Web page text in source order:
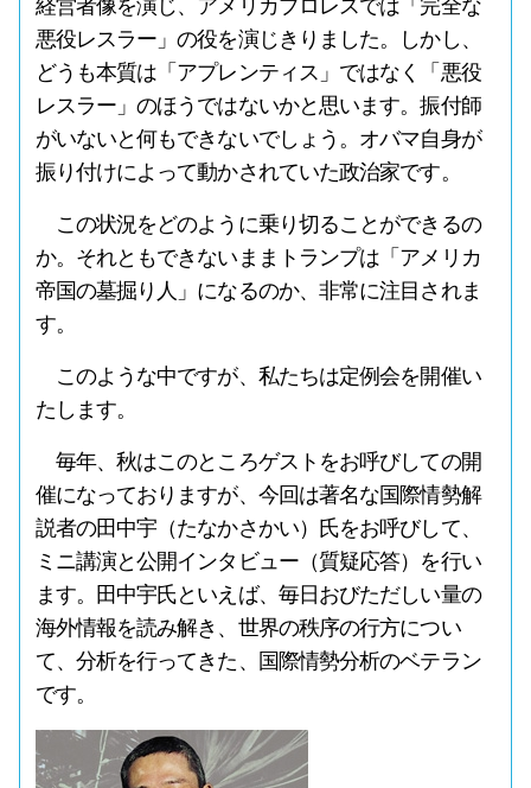
経営者像を演じ、アメリカプロレスでは「完全な
悪役レスラー」の役を演じきりました。しかし、
どうも本質は「アプレンティス」ではなく「悪役
レスラー」のほうではないかと思います。振付師
がいないと何もできないでしょう。オバマ自身が
振り付けによって動かされていた政治家です。
この状況をどのように乗り切ることができるの
か。それともできないままトランプは「アメリカ
帝国の墓掘り人」になるのか、非常に注目されま
す。
このような中ですが、私たちは定例会を開催い
たします。
毎年、秋はこのところゲストをお呼びしての開
催になっておりますが、今回は著名な国際情勢解
説者の田中宇（たなかさかい）氏をお呼びして、
ミニ講演と公開インタビュー（質疑応答）を行い
ます。田中宇氏といえば、毎日おびただしい量の
海外情報を読み解き、世界の秩序の行方につい
て、分析を行ってきた、国際情勢分析のベテラン
です。